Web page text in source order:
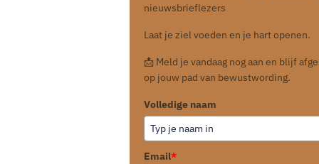
nieuwsbrieflezers
Laat je ziel voeden en je hart openen.
📩 Meld je vandaag nog aan en blijf
op jouw pad van bewustwording.
Volledige naam
Email*